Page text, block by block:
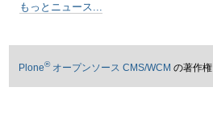
もっとニュース...
Plone®オープンソース CMS/WCM の著作権